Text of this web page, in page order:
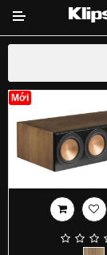
DỰ ÁN
Hệ thống Phối
Mới